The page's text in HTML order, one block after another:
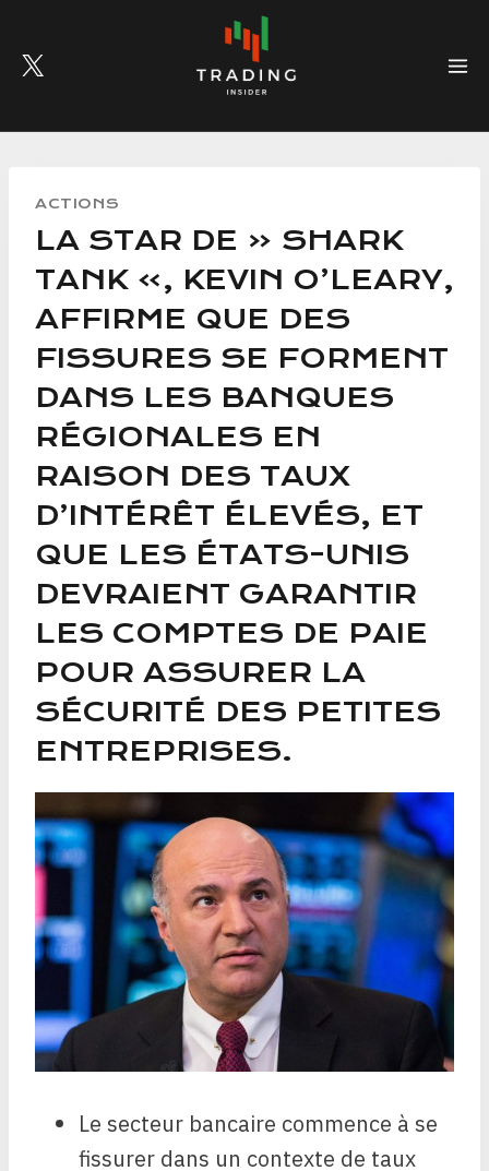
content
ACTIONS
LA STAR DE « SHARK
TANK », KEVIN O’LEARY,
AFFIRME QUE DES
FISSURES SE FORMENT
DANS LES BANQUES
RÉGIONALES EN
RAISON DES TAUX
D’INTÉRÊT ÉLEVÉS, ET
QUE LES ÉTATS-UNIS
DEVRAIENT GARANTIR
LES COMPTES DE PAIE
POUR ASSURER LA
SÉCURITÉ DES PETITES
ENTREPRISES.
Le secteur bancaire commence à se
fissurer dans un contexte de taux